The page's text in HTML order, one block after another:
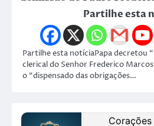
Partilhe esta
Partilhe esta notíciaPapa decretou
clerical do Senhor Frederico
o “dispensado das obrigações…